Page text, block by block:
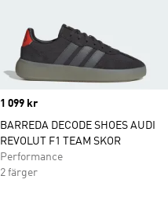
Price
1 099 kr
BARREDA DECODE SHOES AUDI
REVOLUT F1 TEAM SKOR
Performance
2 färger